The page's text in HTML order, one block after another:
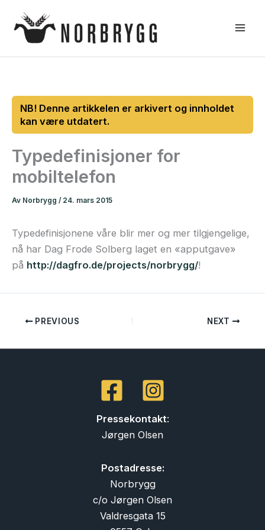
rett
Typedefinisjoner for
mobiltelefon
Av Norbrygg / 24. mars 2015
Typedefinisjonene våre blir mer og mer tilgjengelige,
nå har Dag Frode Solberg laget en «apputgave»
på http://dagfro.de/projects/norbrygg/!
PREVIOUS NEXT
Pressekontakt:
Jørgen Olsen
Postadresse:
Norbrygg
c/o Jørgen Olsen
Valdresgata 15